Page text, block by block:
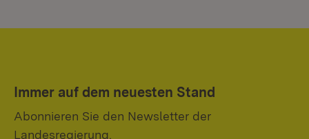
Immer auf dem neuesten Stand
Abonnieren Sie den Newsletter der
Landesregierung.